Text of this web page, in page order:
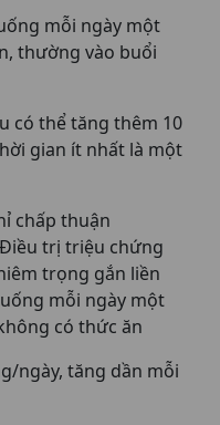
mỗi ngày một
thường vào buổi
thể tăng thêm 10
gian ít nhất là một
chấp thuận
trị triệu chứng
trọng gắn liền
mỗi ngày một
có thức ăn
ngày, tăng dần mỗi